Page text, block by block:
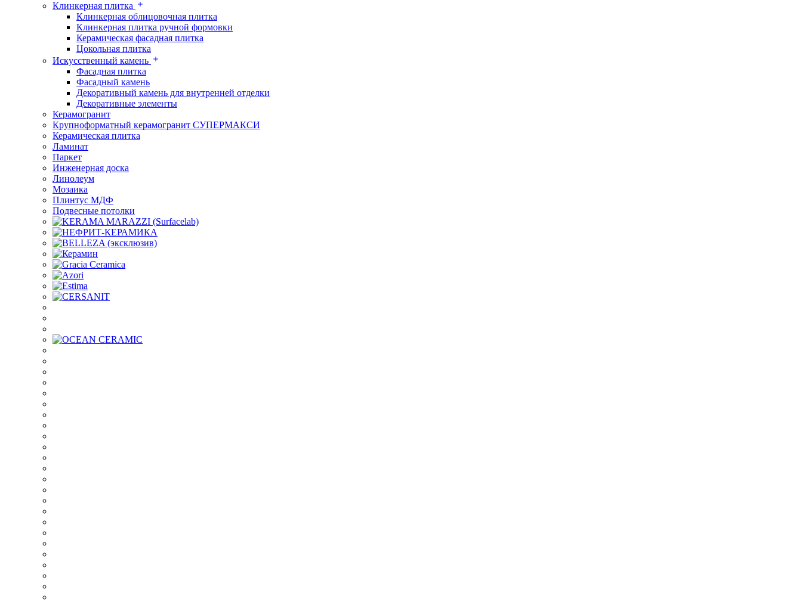
Клинкерная плитка
Клинкерная облицовочная плитка
Клинкерная плитка ручной формовки
Керамическая фасадная плитка
Цокольная плитка
Искусственный камень
Фасадная плитка
Фасадный камень
Декоративный камень для внутренней отделки
Декоративные элементы
Керамогранит
Крупноформатный керамогранит СУПЕРМАКСИ
Керамическая плитка
Ламинат
Паркет
Инженерная доска
Линолеум
Мозаика
Плинтус МДФ
Подвесные потолки